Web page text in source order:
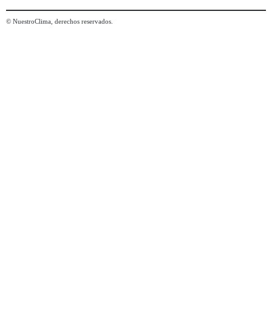
© NuestroClima, derechos reservados.